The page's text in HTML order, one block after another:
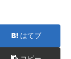
はてブ